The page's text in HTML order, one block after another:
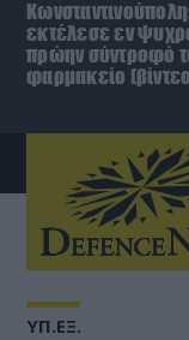
εκτέλεσε εν
πρώην σύντροφό
φαρμακείο
ΥΠ.ΕΞ.